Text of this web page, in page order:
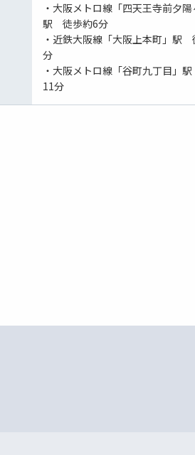
・大阪メトロ線「四天王寺前夕陽
駅 徒歩約6分
・近鉄大阪線「大阪上本町」駅
分
・大阪メトロ線「谷町九丁目」
11分